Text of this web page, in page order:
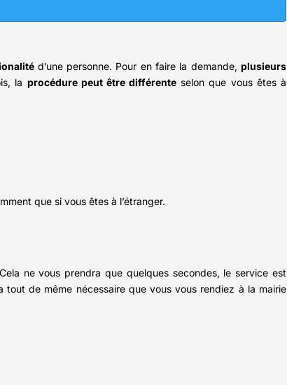
d’une personne. Pour en faire la demande,plusieurs
la procédure peut être différente selon que vous êtes à
que si vous êtes à l’étranger.
ne vous prendra que quelques secondes, le service est
tout de même nécessaire que vous vous rendiez à la mairie